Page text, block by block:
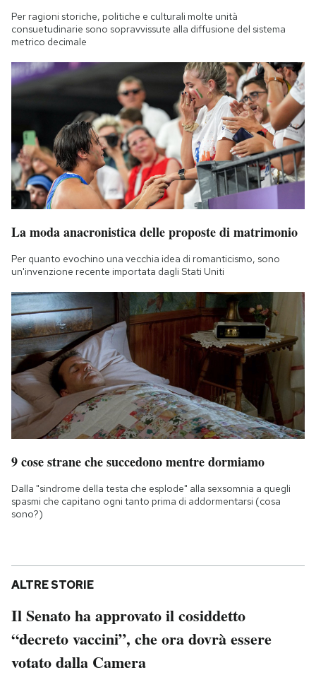
Per ragioni storiche, politiche e culturali molte unità
consuetudinarie sono sopravvissute alla diffusione del sistema
metrico decimale
La moda anacronistica delle proposte di matrimonio
Per quanto evochino una vecchia idea di romanticismo, sono
un'invenzione recente importata dagli Stati Uniti
9 cose strane che succedono mentre dormiamo
Dalla "sindrome della testa che esplode" alla sexsomnia a quegli
spasmi che capitano ogni tanto prima di addormentarsi (cosa
sono?)
ALTRE STORIE
Il Senato ha approvato il cosiddetto
“decreto vaccini”, che ora dovrà essere
votato dalla Camera